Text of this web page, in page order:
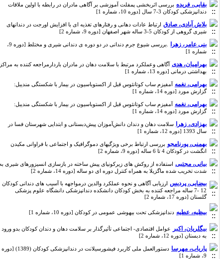
بقایی، فریده بررسی اثربخشی پمفلت آموزشی بر آگاهی مادران در رابطه با اولین ملاقات
دندانپزشکی کودکان 3-7 سال [دوره 10، شماره 1]
بلاش آبادی، صادق ارتباط عادات دهانی و رفتارهای تغذیه ای با افزایش اورجت در دندانهای
شیری گروهی از کودکان 5-3 ساله شهر اصفهان [دوره 9، شماره 2]
بنی عامر، زهرا
.بررسی شیوع جرم دندانی در دو دوره ی دندانی شیری و مختلط [دوره 9،
شماره 1]
بهرامیان، هدی آگاهی وعملکرد مرتبط با سلامت دهان در مادران باردارمراجعه کننده به مراکز
بهداشتی درمانی [دوره 13، شماره 1]
بهرامی، نغمه آمفیزم ساب کوتانئوس قبل از اکستوباسیون در بیمار با شکستگی مندیبل:
گزارش مورد [دوره 14، شماره 1]
بهرامی، نغمه آمفیزم ساب کوتانئوس قبل از اکستوباسیون در بیمار با شکستگی مندیبل:
گزارش مورد [دوره 14، شماره 1]
بهزادی، زهرا سلامت دهان و دندان دانش‌آموزان پیش‌دبستانی و ابتدایی شهرستان فسا در
سال 1393 [دوره 12، شماره 1]
بهمنی، پورنامجو بررسی ارتباط برخی ویژگیهای دموگرافیک و اجتماعی با فراوانی مکیدن
انگشت در کودکان 4 تا 6 ساله [دوره 9، شماره 2]
بیانی، مجتبی استفاده از روکش های زیرکونیای پیش ساخته در بازسازی انسیزورهای شیری به
شدت تخریب شده ماگزیلا به همراه کنترل دوره ای دو ساله [دوره 14، شماره 2]
بیضایی، پردیس ارزیابی آگاهی و نحوه عملکرد والدین درمواجهه با آسیب های دندانی کودکان
12 -7 ساله مراجعه کننده به بخش کودکان دانشکده دندانپزشکی دانشگاه علوم پزشکی
گلستان [دوره 17، شماره 2]
بیظیه، عطیه دندانپزشکی تحت بیهوشی عمومی در کودکان [دوره 10، شماره 1]
بیگلریان، اکبر عوامل اقتصادی- اجتماعی تأثیرگذار بر سلامت دهان و دندان کودکان بدو ورود
به دبستان [دوره 12، شماره 2]
پاریاب، مهرسا
دستورالعمل ملی کاربرد فیشورسیلانت در دندانپزشکی کودکان (1389) [دوره
9، شماره 1]